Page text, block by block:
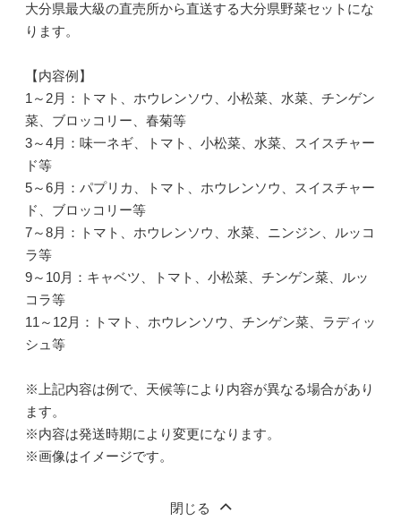
大分県最大級の直売所から直送する大分県野菜セットにな
ります。
【内容例】
1～2月：トマト、ホウレンソウ、小松菜、水菜、チンゲン
菜、ブロッコリー、春菊等
3～4月：味一ネギ、トマト、小松菜、水菜、スイスチャー
ド等
5～6月：パプリカ、トマト、ホウレンソウ、スイスチャー
ド、ブロッコリー等
7～8月：トマト、ホウレンソウ、水菜、ニンジン、ルッコ
ラ等
9～10月：キャベツ、トマト、小松菜、チンゲン菜、ルッ
コラ等
11～12月：トマト、ホウレンソウ、チンゲン菜、ラディッ
シュ等
※上記内容は例で、天候等により内容が異なる場合があり
ます。
※内容は発送時期により変更になります。
※画像はイメージです。
閉じる